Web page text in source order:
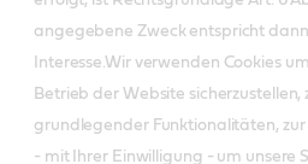
angegebene Zweck entspricht
Interesse.Wir verwenden Cookies
Betrieb der Website sicherzustellen,
grundlegender Funktionalitäten,
- mit Ihrer Einwilligung - um unsere